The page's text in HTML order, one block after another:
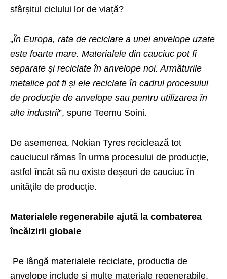
sfârșitul ciclului lor de viață?
„În Europa, rata de reciclare a unei anvelope uzate
este foarte mare. Materialele din cauciuc pot fi
separate și reciclate în anvelope noi. Armăturile
metalice pot fi și ele reciclate în cadrul procesului
de producție de anvelope sau pentru utilizarea în
alte industrii”, spune Teemu Soini.
De asemenea, Nokian Tyres reciclează tot
cauciucul rămas în urma procesului de producție,
astfel încât să nu existe deșeuri de cauciuc în
unitățile de producție.
Materialele regenerabile ajută la combaterea
încălzirii globale
Pe lângă materialele reciclate, producția de
anvelope include și multe materiale regenerabile.